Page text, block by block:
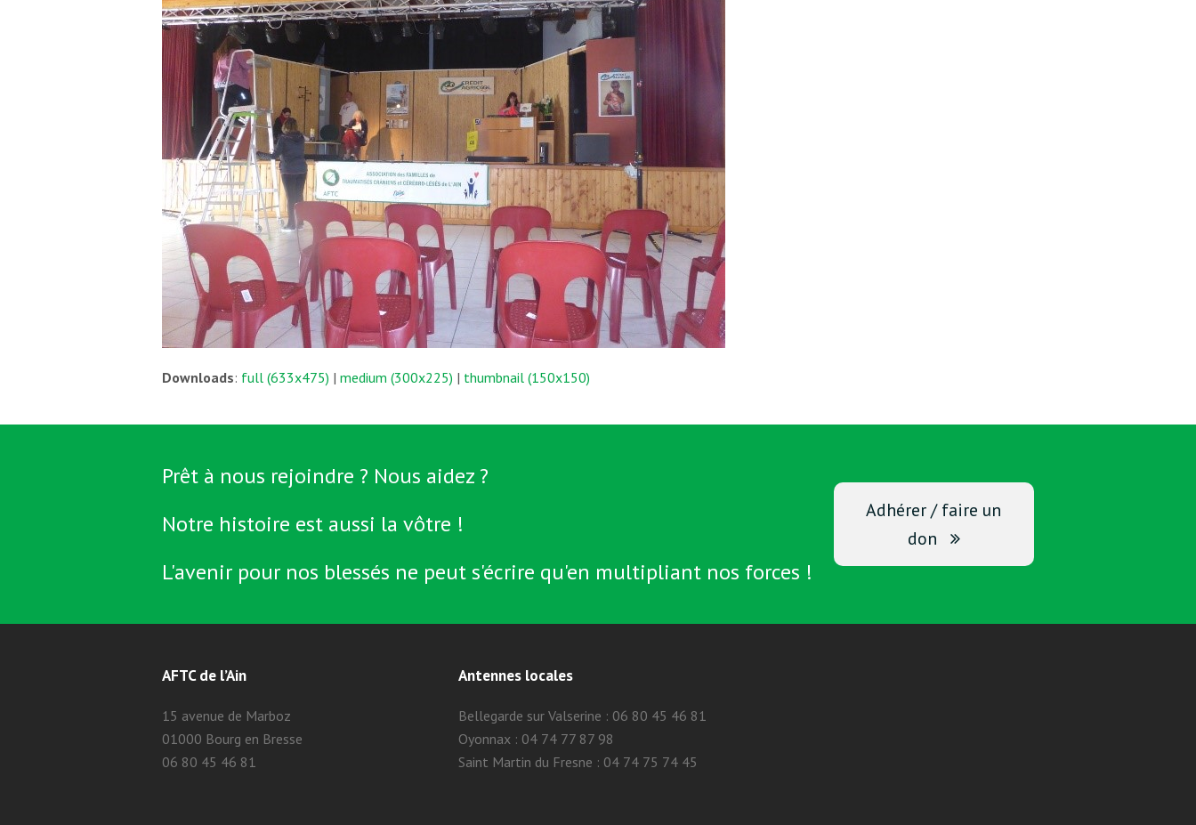
Downloads: full (633x475) | medium (300x225) | thumbnail (150x150)
Prêt à nous rejoindre ? Nous aidez ?
Notre histoire est aussi la vôtre !
L'avenir pour nos blessés ne peut s'écrire qu'en multipliant nos forces !
Adhérer / faire un
don
AFTC de l’Ain
15 avenue de Marboz
01000 Bourg en Bresse
06 80 45 46 81
Antennes locales
Bellegarde sur Valserine : 06 80 45 46 81
Oyonnax : 04 74 77 87 98
Saint Martin du Fresne : 04 74 75 74 45